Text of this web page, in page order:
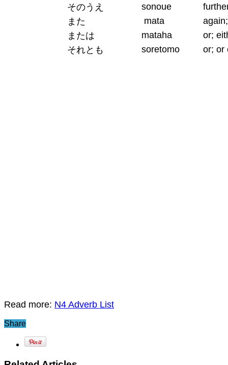
そのうえ sonoue
また
mata
または
mataha
or;
それとも
soretomo or; or
Read more: N4 Adverb List
Share